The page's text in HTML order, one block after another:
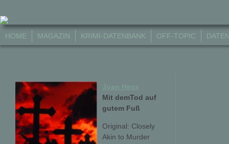
HOME MAGAZIN KRIMI-DATENBANK OFF-TOPIC
Mit demTod auf
gutem Fuß
Original: Closely
Akin to Murder